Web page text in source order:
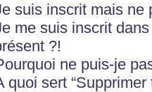
suis inscrit mais ne
me suis inscrit
?!
ne puis-je
quoi sert